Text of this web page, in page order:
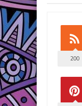
200